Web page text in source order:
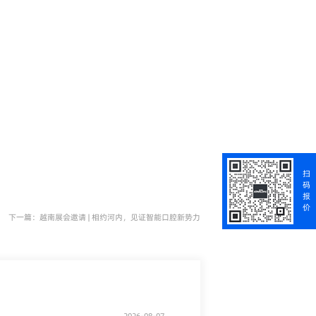
下一篇：越南展会邀请 | 相约河内，见证智能口腔新势力
扫
码
报
价